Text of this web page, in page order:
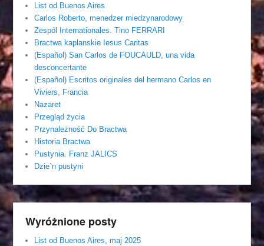
List od Buenos Aires
Carlos Roberto, menedzer miedzynarodowy
Zespól Internationales. Tino FERRARI
Bractwa kaplanskie Iesus Caritas
(Español) San Carlos de FOUCAULD, una vida
desconcertante
(Español) Escritos originales del hermano Carlos en
Viviers, Francia
Nazaret
Przegląd życia
Przynależność Do Bractwa
Historia Bractwa
Pustynia. Franz JALICS
Dzie´n pustyni
Wyróżnione posty
List od Buenos Aires, maj 2025